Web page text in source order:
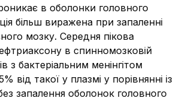
в оболонки головного
більш виражена при запаленні
мозку. Середня пікова
в спинномозковій
з бактеріальним менінгітом
від такої у плазмі у порівнянні із
запалення оболонок головного